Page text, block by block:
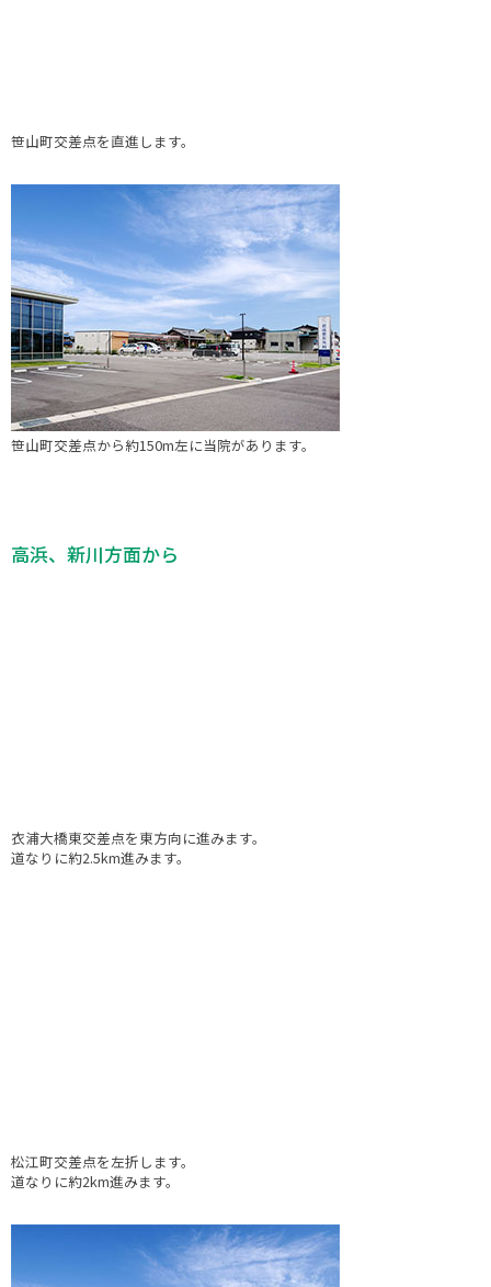
笹山町交差点を直進します。
笹山町交差点から約150m左に当院があります。
高浜、新川方面から
衣浦大橋東交差点を東方向に進みます。
道なりに約2.5km進みます。
松江町交差点を左折します。
道なりに約2km進みます。